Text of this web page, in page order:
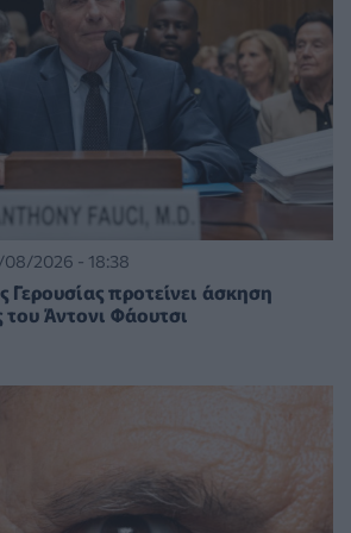
2026 - 18:38
προτείνει άσκηση
Άντονι Φάουτσι